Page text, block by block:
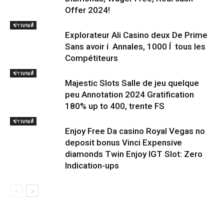
Offer 2024!
ข่าวเกมส์
Explorateur Ali Casino deux De Prime
Sans avoir í Annales, 1000 Í tous les
Compétiteurs
ข่าวเกมส์
Majestic Slots Salle de jeu quelque
peu Annotation 2024 Gratification
180% up to 400, trente FS
ข่าวเกมส์
Enjoy Free Da casino Royal Vegas no
deposit bonus Vinci Expensive
diamonds Twin Enjoy IGT Slot: Zero
Indication-ups